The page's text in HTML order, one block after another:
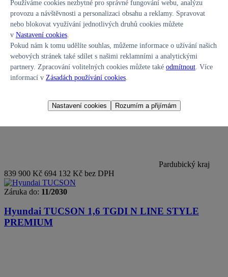
185 kW, 4x4, Servisní knížka
Automatická
Palivo:Hybridní
Najeto:9 900 km
Do provozu:03/2025
Pardubický kraj
839 900 Kč 694 132 Kč bez DPH
Záruka do: 11/2030
Hyundai TUCSON 1,6 TGDI N LINE STYLE
PREMIUM
Používáme cookies nezbytné pro správné fungování webu, analýzu
provozu a návštěvnosti a personalizaci obsahu a reklamy. Spravovat
nebo blokovat využívání jednotlivých druhů cookies můžete
v Nastavení cookies
Pokud nám k tomu udělíte souhlas, můžeme informace o užívání našich
webových stránek také sdílet s našimi reklamními a analytickými
partnery. Zpracování volitelných cookies můžete také odmítnout . Více
informací v Zásadách používání cookies
Nastavení cookies Rozumím a přijímám